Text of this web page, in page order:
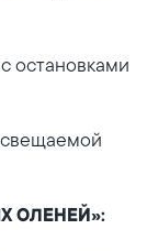
остановками
ОЛЕНЕЙ»: